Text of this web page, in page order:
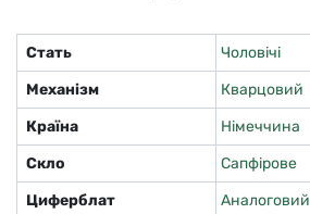
Стать
Чоловічі
Механізм
Кварцовий
Країна
Німеччина
Скло
Сапфірове
Циферблат
Аналоговий